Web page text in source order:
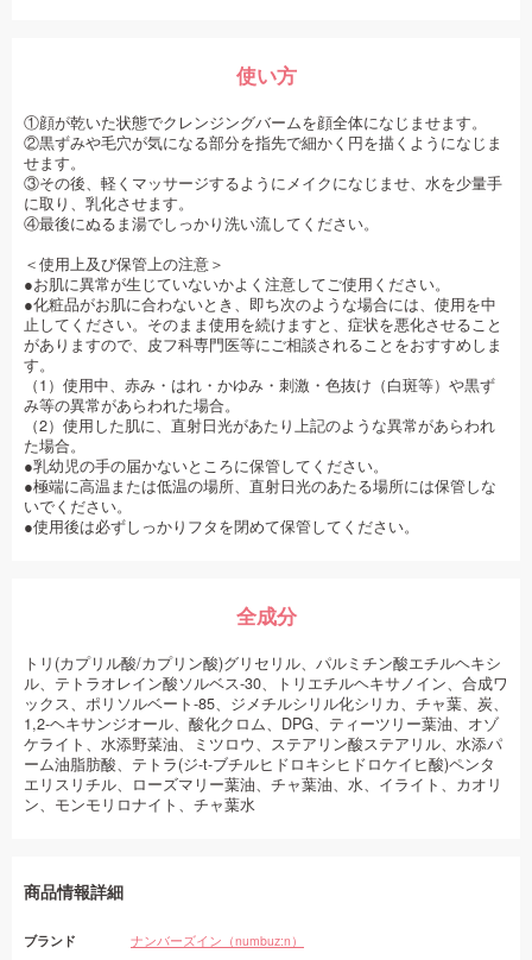
使い方
①顔が乾いた状態でクレンジングバームを顔全体になじませます。
②黒ずみや毛穴が気になる部分を指先で細かく円を描くようになじま
せます。
③その後、軽くマッサージするようにメイクになじませ、水を少量手
に取り、乳化させます。
④最後にぬるま湯でしっかり洗い流してください。
＜使用上及び保管上の注意＞
●お肌に異常が生じていないかよく注意してご使用ください。
●化粧品がお肌に合わないとき、即ち次のような場合には、使用を中
止してください。そのまま使用を続けますと、症状を悪化させること
がありますので、皮フ科専門医等にご相談されることをおすすめしま
す。
（1）使用中、赤み・はれ・かゆみ・刺激・色抜け（白斑等）や黒ず
み等の異常があらわれた場合。
（2）使用した肌に、直射日光があたり上記のような異常があらわれ
た場合。
●乳幼児の手の届かないところに保管してください。
●極端に高温または低温の場所、直射日光のあたる場所には保管しな
いでください。
●使用後は必ずしっかりフタを閉めて保管してください。
全成分
トリ(カプリル酸/カプリン酸)グリセリル、パルミチン酸エチルヘキシ
ル、テトラオレイン酸ソルベス-30、トリエチルヘキサノイン、合成ワ
ックス、ポリソルベート-85、ジメチルシリル化シリカ、チャ葉、炭、
1,2-ヘキサンジオール、酸化クロム、DPG、ティーツリー葉油、オゾ
ケライト、水添野菜油、ミツロウ、ステアリン酸ステアリル、水添パ
ーム油脂肪酸、テトラ(ジ-t-ブチルヒドロキシヒドロケイヒ酸)ペンタ
エリスリチル、ローズマリー葉油、チャ葉油、水、イライト、カオリ
ン、モンモリロナイト、チャ葉水
商品情報詳細
ブランド ナンバーズイン（numbuz:n）